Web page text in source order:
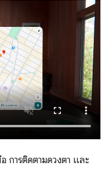
การติดตามดวงตา และ